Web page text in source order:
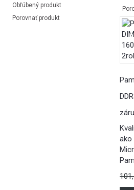
Obľúbený produkt
Porovnať produkt
ako